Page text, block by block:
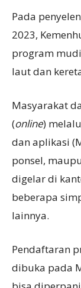
Pada
2023,
program
laut dan
Masyarakat
(online)
dan aplikasi
ponsel,
digelar di
beberapa
lainnya.
Pendaftaran
dibuka pada